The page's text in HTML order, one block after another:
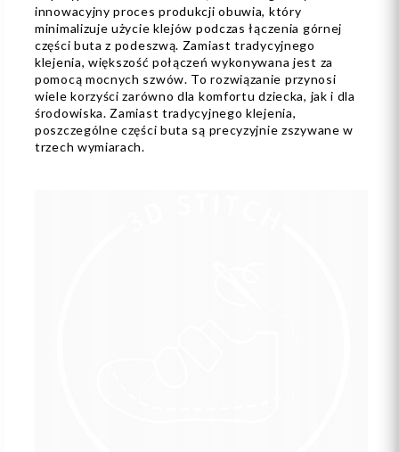
innowacyjny proces produkcji obuwia, który
minimalizuje użycie klejów podczas łączenia górnej
części buta z podeszwą. Zamiast tradycyjnego
klejenia, większość połączeń wykonywana jest za
pomocą mocnych szwów. To rozwiązanie przynosi
wiele korzyści zarówno dla komfortu dziecka, jak i dla
środowiska. Zamiast tradycyjnego klejenia,
poszczególne części buta są precyzyjnie zszywane w
trzech wymiarach.